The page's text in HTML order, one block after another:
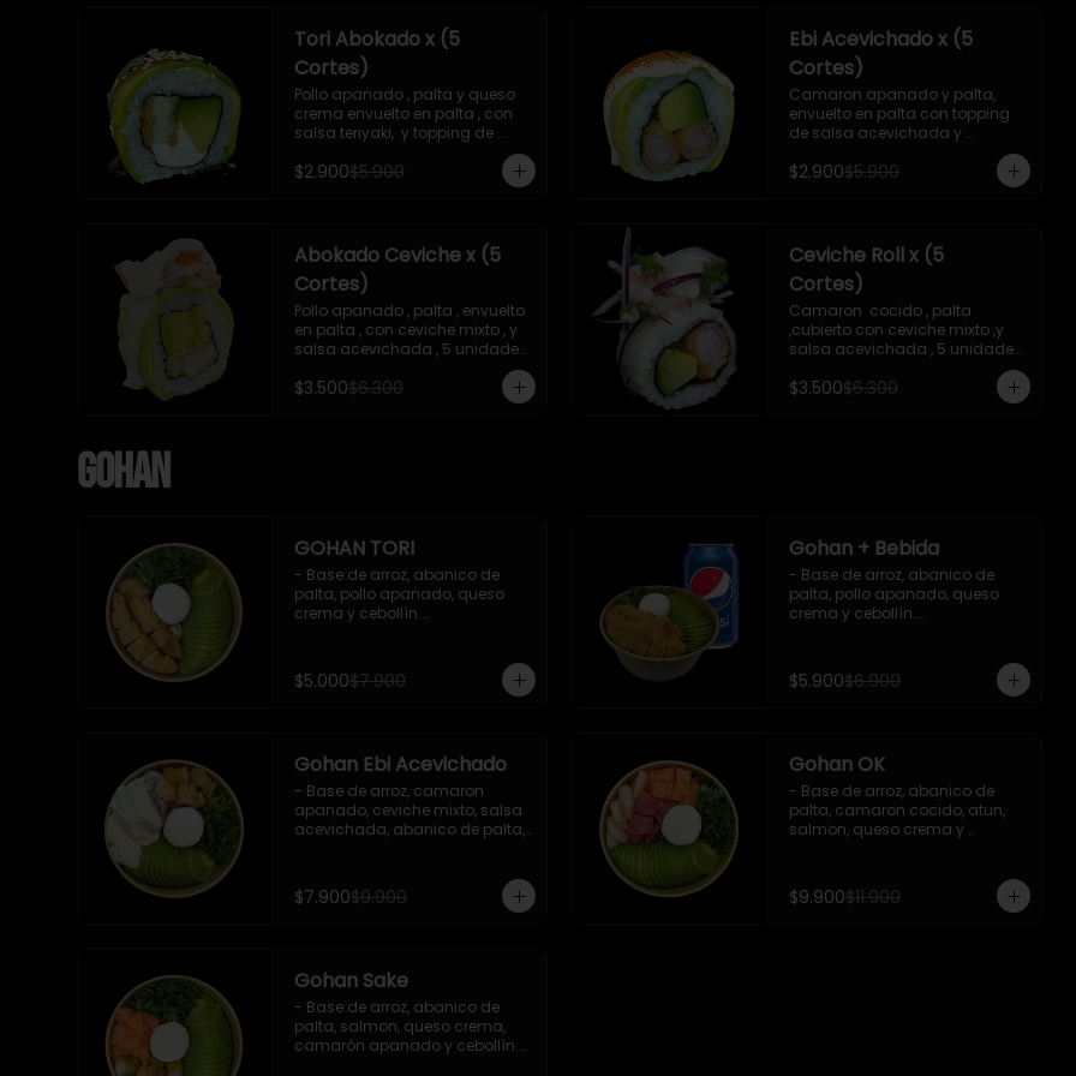
Tori Abokado x (5
Cortes)
Pollo apanado , palta y queso
crema envuelto en palta , con
salsa teriyaki,  y topping de
sesamo , 5 unidades , incluye 1
soya  de 15 ml
$2.900$5.900
Ebi Acevichado x (5
Cortes)
Camaron apanado y palta,
envuelto en palta con topping
de salsa acevichada y
chichimi , 5 unidades , incluye 1
soya de 15 ml
$2.900$5.900
Abokado Ceviche x (5
Cortes)
Pollo apanado , palta , envuelto
en palta , con ceviche mixto , y
salsa acevichada , 5 unidades
$3.500$6.300
Ceviche Roll x (5
Cortes)
Camaron  cocido , palta
,cubierto con ceviche mixto ,y
salsa acevichada , 5 unidades
$3.500$6.300
Gohan
GOHAN TORI
- Base de arroz, abanico de
palta, pollo apanado, queso
crema y cebollín.
$5.000$7.900
Gohan + Bebida
- Base de arroz, abanico de
palta, pollo apanado, queso
crema y cebollín.
disponibilidad)
$5.900$6.900
Gohan Ebi Acevichado
- Base de arroz, camaron
apanado, ceviche mixto, salsa
acevichada, abanico de palta,
$7.900$9.900
Gohan OK
- Base de arroz, abanico de
palta, camaron cocido, atun,
salmon, queso crema y
$9.900$11.900
Gohan Sake
- Base de arroz, abanico de
palta, salmon, queso crema,
camarón apanado y cebollín.